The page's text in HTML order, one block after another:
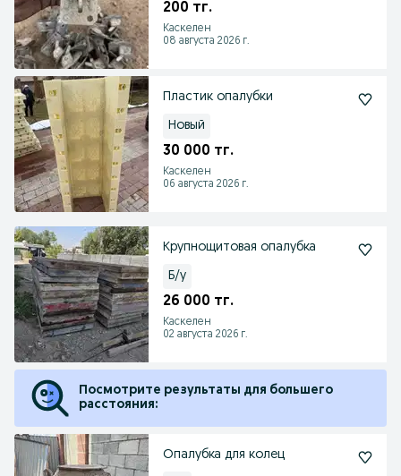
200 тг.
Каскелен
08 августа 2026 г.
Пластик опалубки
Новый
30 000 тг.
Каскелен
06 августа 2026 г.
Крупнощитовая опалубка
Б/у
26 000 тг.
Каскелен
02 августа 2026 г.
Посмотрите результаты для большего
расстояния:
Опалубка для колец